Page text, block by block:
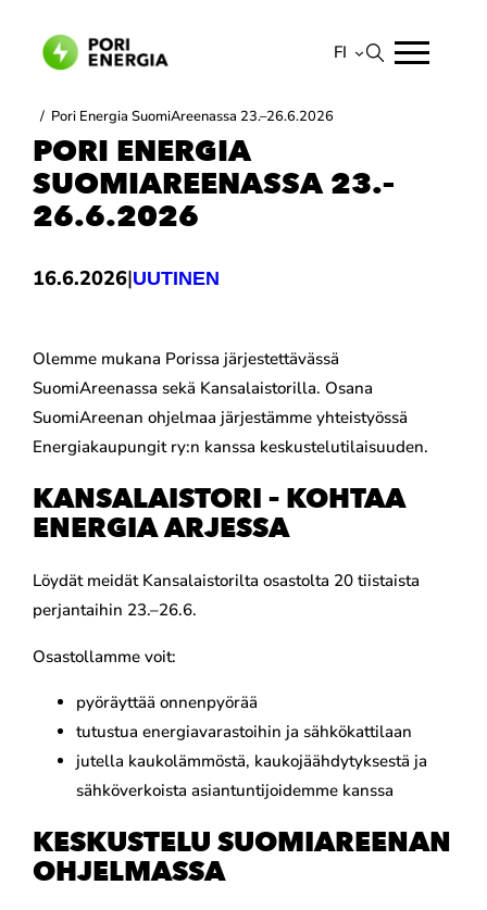
sisältöön
FI
Suomi
/ Pori Energia SuomiAreenassa 23.–26.6.2026
PORI ENERGIA
SUOMIAREENASSA 23.–
26.6.2026
16.6.2026|UUTINEN
Olemme mukana Porissa järjestettävässä
SuomiAreenassa sekä Kansalaistorilla. Osana
SuomiAreenan ohjelmaa järjestämme yhteistyössä
Energiakaupungit ry:n kanssa keskustelutilaisuuden.
KANSALAISTORI – KOHTAA
ENERGIA ARJESSA
Löydät meidät Kansalaistorilta osastolta 20 tiistaista
perjantaihin 23.–26.6.
Osastollamme voit:
pyöräyttää onnenpyörää
tutustua energiavarastoihin ja sähkökattilaan
jutella kaukolämmöstä, kaukojäähdytyksestä ja
sähköverkoista asiantuntijoidemme kanssa
KESKUSTELU SUOMIAREENAN
OHJELMASSA